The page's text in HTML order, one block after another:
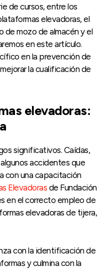
de cursos, entre los
elevadoras, el
de mozo de almacén y el
en este artículo.
en la prevención de
la cualificación de
elevadoras:
significativos. Caídas,
accidentes que
con una capacitación
Elevadoras de Fundación
en el correcto empleo de
elevadoras de tijera,
con la identificación de
y culmina con la